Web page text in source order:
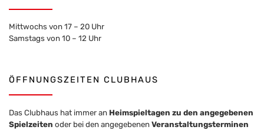
Mittwochs von 17 – 20 Uhr
Samstags von 10 – 12 Uhr
ÖFFNUNGSZEITEN CLUBHAUS
Das Clubhaus hat immer an Heimspieltagen zu den angegebenen
Spielzeiten oder bei den angegebenenVeranstaltungsterminen